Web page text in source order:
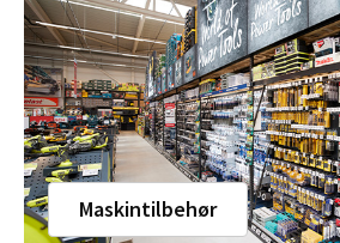
Maskintilbehør